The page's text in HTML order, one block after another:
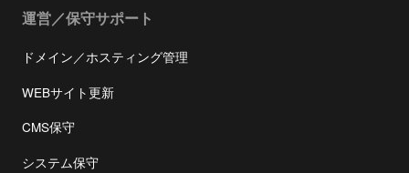
運営／保守サポート
ドメイン／ホスティング管理
WEBサイト更新
CMS保守
システム保守